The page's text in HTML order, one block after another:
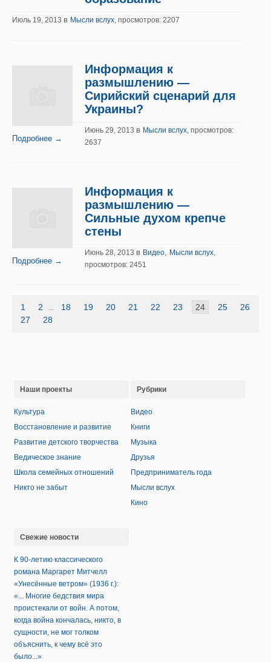
Июль 19, 2013 в Мысли вслух, просмотров: 2207
Подробнее →
Информация к
размышлению —
Сирийский сценарий для
Украины?
Июнь 29, 2013 в Мысли вслух, просмотров:
2637
Подробнее →
Информация к
размышлению —
Сильные духом крепче
стены
Июнь 28, 2013 в Видео, Мысли вслух,
просмотров: 2451
1 2 18 19 20 21 22 23 24 25
26
27
28
Наши проекты
Культура
Восстановление и развитие
Развитие детского творчества
Ведическое знание
Школа семейных отношений
Никто не забыт
Рубрики
Видео
Книги
Музыка
Друзья
Предприниматель года
Мысли вслух
Кино
Свежие новости
К 90-летию классического
романа Маргарет Митчелл
«Унесённые ветром» (1936 г.):
«... Многие бедствия мира
проистекали от войн. А потом,
когда война кончалась, никто, в
сущности, не мог толком
объяснить, к чему всё это
было...»